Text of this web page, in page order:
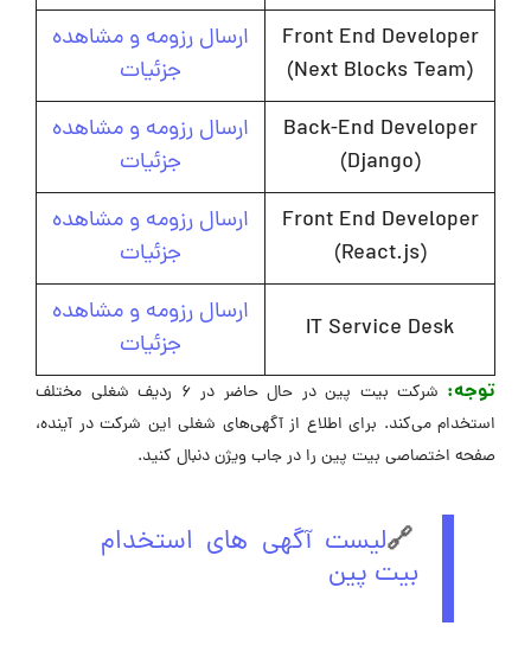
Front End Developer
(Next Blocks Team)
ارسال رزومه و مشاهده
جزئیات
Back-End Developer
(Django)
ارسال رزومه و مشاهده
جزئیات
Front End Developer
(React.js)
ارسال رزومه و مشاهده
جزئیات
IT Service Desk
ارسال رزومه و مشاهده
جزئیات
توجه:
شرکت بیت پین در حال حاضر در ۶ ردیف شغلی مختلف
استخدام می‌کند. برای اطلاع از آگهی‌های شغلی این شرکت در آینده،
صفحه اختصاصی بیت پین را در جاب ویژن دنبال کنید.
🔗لیست آگهی های استخدام
بیت پین